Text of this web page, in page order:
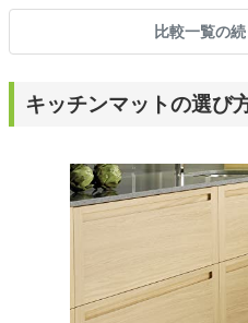
比較一覧の
キッチンマットの選び